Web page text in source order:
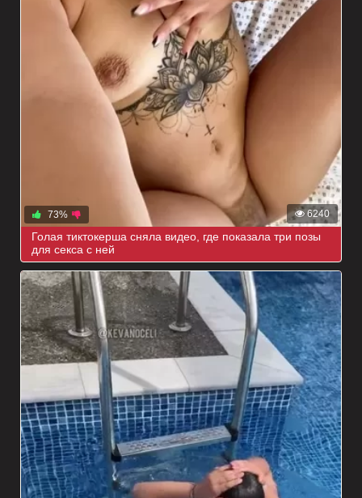
6240
73%
Голая тиктокерша сняла видео, где показала три позы
для секса с ней